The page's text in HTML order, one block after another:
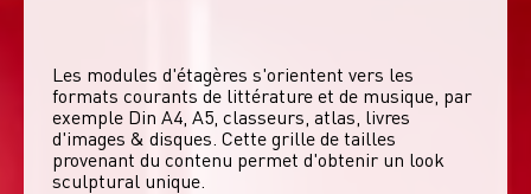
Les modules d'étagères s'orientent vers les
formats courants de littérature et de musique, par
exemple Din A4, A5, classeurs, atlas, livres
d'images & disques. Cette grille de tailles
provenant du contenu permet d'obtenir un look
sculptural unique.